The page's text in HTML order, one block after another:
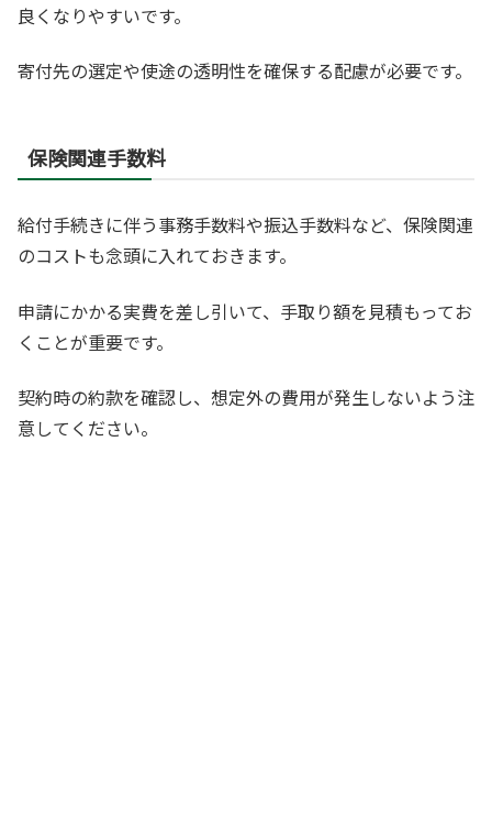
良くなりやすいです。
寄付先の選定や使途の透明性を確保する配慮が必要です。
保険関連手数料
給付手続きに伴う事務手数料や振込手数料など、保険関連
のコストも念頭に入れておきます。
申請にかかる実費を差し引いて、手取り額を見積もってお
くことが重要です。
契約時の約款を確認し、想定外の費用が発生しないよう注
意してください。